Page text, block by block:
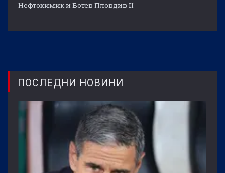
Нефтохимик и Ботев Пловдив II
ПОСЛЕДНИ НОВИНИ